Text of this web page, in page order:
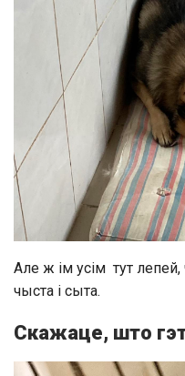
Але ж ім усім тут
чыста і сыта.
Скажаце, што